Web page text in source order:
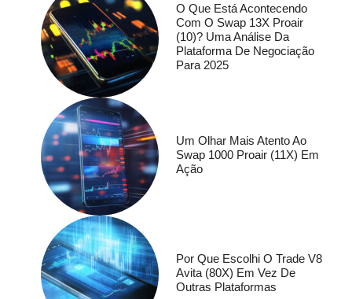
O Que Está Acontecendo
Com O Swap 13X Proair
(10)? Uma Análise Da
Plataforma De Negociação
Para 2025
Um Olhar Mais Atento Ao
Swap 1000 Proair (11X) Em
Ação
Por Que Escolhi O Trade V8
Avita (80X) Em Vez De
Outras Plataformas